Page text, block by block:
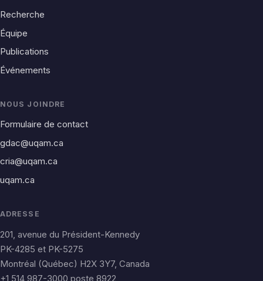
Recherche
Équipe
Publications
Événements
NOUS JOINDRE
Formulaire de contact
gdac@uqam.ca
cria@uqam.ca
uqam.ca
ADRESSE
201, avenue du Président-Kennedy
PK-4285 et PK-5275
Montréal (Québec) H2X 3Y7, Canada
+1 514 987-3000 poste 8922